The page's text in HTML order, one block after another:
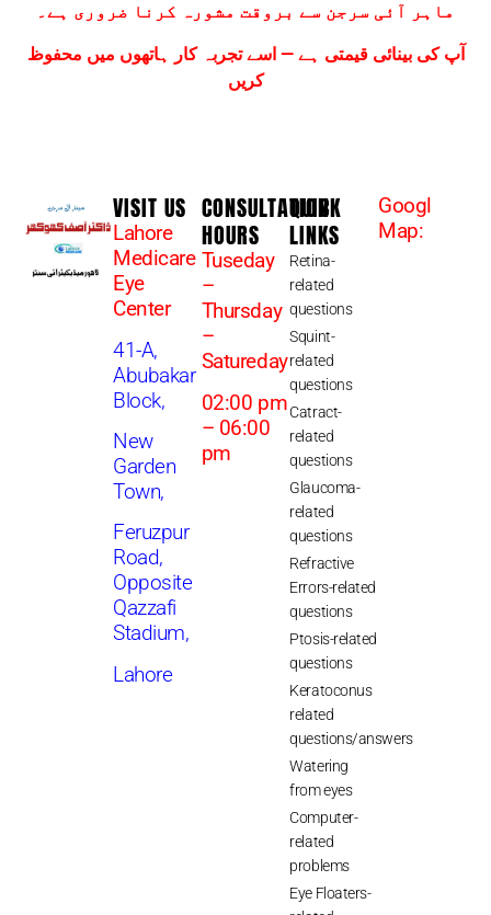
ماہر آئی سرجن سے بروقت مشورہ کرنا ضروری ہے۔
آپ کی بینائی قیمتی ہے — اسے تجربہ کار ہاتھوں میں محفوظ
کریں
VISIT US
Lahore
Medicare
Eye
Center
41-A,
Abubakar
Block,
New
Garden
Town,
Feruzpur
Road,
Opposite
Qazzafi
Stadium,
Lahore
CONSULTATION
HOURS
Tuseday
–
Thursday
–
Satureday
02:00 pm
– 06:00
pm
QUICK
LINKS
Retina-
related
questions
Squint-
related
questions
Catract-
related
questions
Glaucoma-
related
questions
Refractive
Errors-related
questions
Ptosis-related
questions
Keratoconus
related
questions/answers
Watering
from eyes
Computer-
related
problems
Eye Floaters-
Googl
Map: